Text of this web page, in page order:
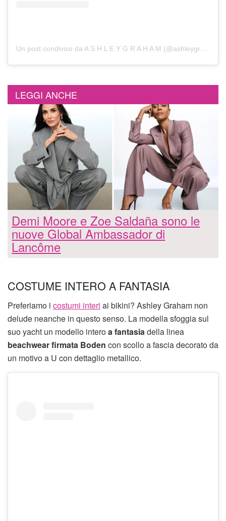
Un post condiviso da A S H L E Y G R A H A M (@ashleygraham)
LEGGI ANCHE
Demi Moore e Zoe Saldaña sono le
nuove Global Ambassador di
Lancôme
COSTUME INTERO A FANTASIA
Preferiamo i costumi interi ai bikini? Ashley Graham non
delude neanche in questo senso. La modella sfoggia sul
suo yacht un modello interoa fantasiadella linea
beachwear firmata Boden con scollo a fascia decorato da
un motivo a U con dettaglio metallico.